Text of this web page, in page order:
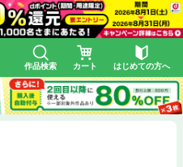
作品検索 カート はじめての方へ